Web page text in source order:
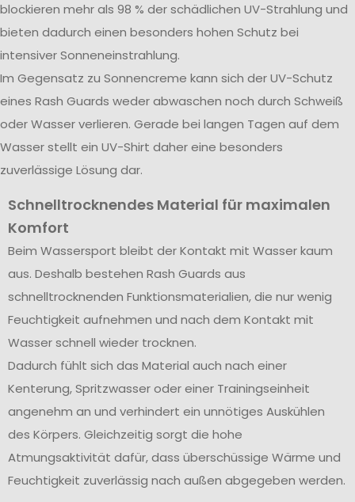
blockieren mehr als 98 % der schädlichen UV-Strahlung und
bieten dadurch einen besonders hohen Schutz bei
intensiver Sonneneinstrahlung.
Im Gegensatz zu Sonnencreme kann sich der UV-Schutz
eines Rash Guards weder abwaschen noch durch Schweiß
oder Wasser verlieren. Gerade bei langen Tagen auf dem
Wasser stellt ein UV-Shirt daher eine besonders
zuverlässige Lösung dar.
Schnelltrocknendes Material für maximalen
Komfort
Beim Wassersport bleibt der Kontakt mit Wasser kaum
aus. Deshalb bestehen Rash Guards aus
schnelltrocknenden Funktionsmaterialien, die nur wenig
Feuchtigkeit aufnehmen und nach dem Kontakt mit
Wasser schnell wieder trocknen.
Dadurch fühlt sich das Material auch nach einer
Kenterung, Spritzwasser oder einer Trainingseinheit
angenehm an und verhindert ein unnötiges Auskühlen
des Körpers. Gleichzeitig sorgt die hohe
Atmungsaktivität dafür, dass überschüssige Wärme und
Feuchtigkeit zuverlässig nach außen abgegeben werden.